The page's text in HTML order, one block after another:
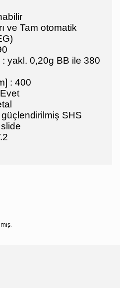
ve Tam otomatik
: yakl. 0,20g BB ile 380
: 400
SHS